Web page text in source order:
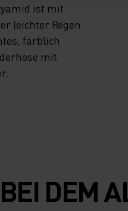
ist mit
leichter Regen
farblich
mit
DEM